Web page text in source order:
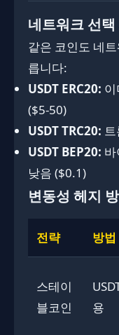
네트워크 선택
같은 코인도 네
릅니다:
USDT ERC20:
($5-50)
USDT TRC20:
USDT BEP20:
낮음 ($0.1)
변동성 헤지
전략 방법
스테이
블코인
용